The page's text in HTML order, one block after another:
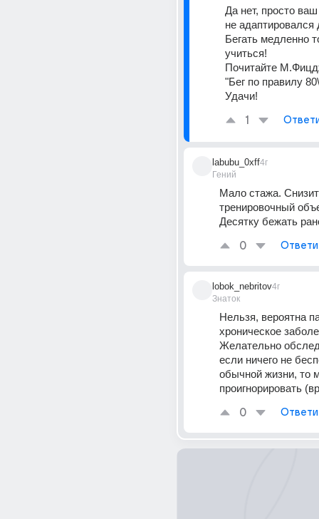
Да нет, просто
не адаптировался
Бегать медленно
учиться!
Почитайте
"Бег по правилу
Удачи!
1
labubu_0xff
Гений
4г
Мало стажа.
тренировочный
Десятку бежать
0
lobok_nebritov
Знаток
4г
Нельзя, вероятна
хроническое
Желательно
если ничего не
обычной жизни, то
проигнорировать
0